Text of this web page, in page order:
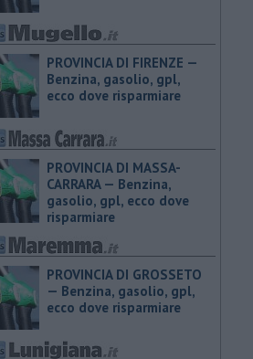
PROVINCIA DI FIRENZE — ​
Benzina, gasolio, gpl,
ecco dove risparmiare
PROVINCIA DI MASSA-
CARRARA — ​Benzina,
gasolio, gpl, ecco dove
risparmiare
PROVINCIA DI GROSSETO
— ​Benzina, gasolio, gpl,
ecco dove risparmiare